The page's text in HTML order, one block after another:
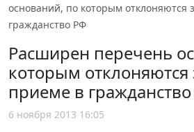
оснований, по которым отклоняются
гражданство РФ
Расширен перечень
которым отклоняются
приеме в
6 ноября 2013 16:05